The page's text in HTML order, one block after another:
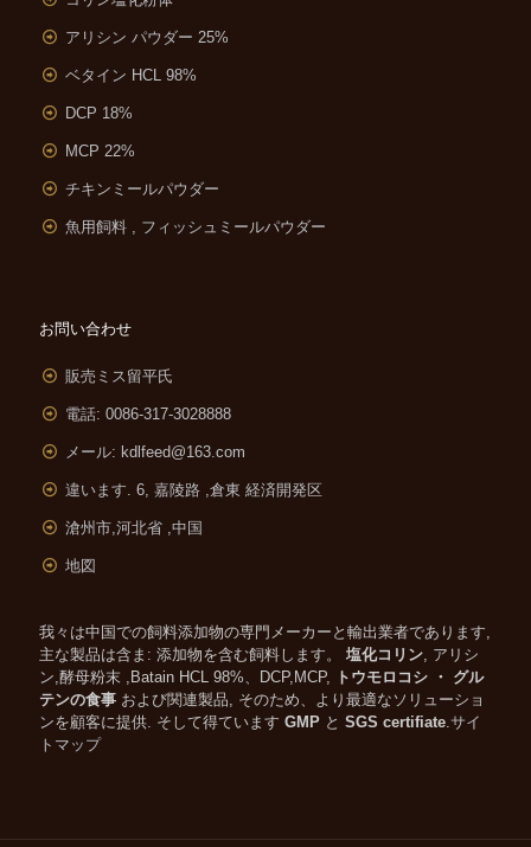
アリシン パウダー 25%
ベタイン HCL 98%
DCP 18%
MCP 22%
チキンミールパウダー
魚用飼料 , フィッシュミールパウダー
お問い合わせ
販売ミス留平氏
電話: 0086-317-3028888
メール: kdlfeed@163.com
違います. 6, 嘉陵路 ,倉東 経済開発区
滄州市,河北省 ,中国
地図
我々は中国での飼料添加物の専門メーカーと輸出業者であります,
主な製品は含ま: 添加物を含む飼料します。 塩化コリン, アリシ
ン,酵母粉末 ,Batain HCL 98%、DCP,MCP,
トウモロコシ ・ グル
テンの食事 および関連製品, そのため、より最適なソリューショ
ンを顧客に提供. そして得ています GMP と SGS certifiate.サイ
トマップ